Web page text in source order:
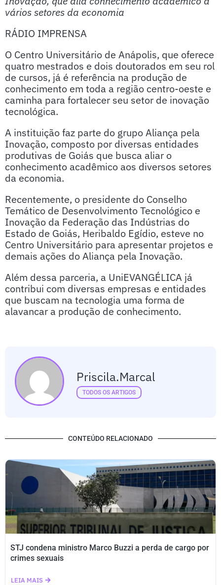
vários setores da economia
RÁDIO IMPRENSA
O Centro Universitário de Anápolis, que oferece
quatro mestrados e dois doutorados em seu rol
de cursos, já é referência na produção de
conhecimento em toda a região centro-oeste e
caminha para fortalecer seu setor de inovação
tecnológica.
A instituição faz parte do grupo Aliança pela
Inovação, composto por diversas entidades
produtivas de Goiás que busca aliar o
conhecimento acadêmico aos diversos setores
da economia.
Recentemente, o presidente do Conselho
Temático de Desenvolvimento Tecnológico e
Inovação da Federação das Indústrias do
Estado de Goiás, Heribaldo Egídio, esteve no
Centro Universitário para apresentar projetos e
demais ações do Aliança pela Inovação.
Além dessa parceria, a UniEVANGÉLICA já
contribui com diversas empresas e entidades
que buscam na tecnologia uma forma de
alavancar a produção de conhecimento.
Priscila.marcal
TODOS OS ARTIGOS
CONTEÚDO RELACIONADO
STJ condena ministro Marco Buzzi a perda de cargo por
crimes sexuais
LEIA MAIS